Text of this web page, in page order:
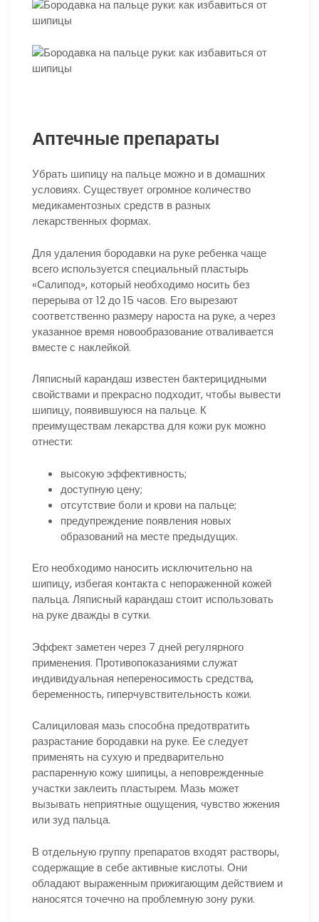
Аптечные препараты
Убрать шипицу на пальце можно и в домашних
условиях. Существует огромное количество
медикаментозных средств в разных
лекарственных формах.
Для удаления бородавки на руке ребенка чаще
всего используется специальный пластырь
«Салипод», который необходимо носить без
перерыва от 12 до 15 часов. Его вырезают
соответственно размеру нароста на руке, а через
указанное время новообразование отваливается
вместе с наклейкой.
Ляписный карандаш известен бактерицидными
свойствами и прекрасно подходит, чтобы вывести
шипицу, появившуюся на пальце. К
преимуществам лекарства для кожи рук можно
отнести:
высокую эффективность;
доступную цену;
отсутствие боли и крови на пальце;
предупреждение появления новых
образований на месте предыдущих.
Его необходимо наносить исключительно на
шипицу, избегая контакта с непораженной кожей
пальца. Ляписный карандаш стоит использовать
на руке дважды в сутки.
Эффект заметен через 7 дней регулярного
применения. Противопоказаниями служат
индивидуальная непереносимость средства,
беременность, гиперчувствительность кожи.
Салициловая мазь способна предотвратить
разрастание бородавки на руке. Ее следует
применять на сухую и предварительно
распаренную кожу шипицы, а неповрежденные
участки заклеить пластырем. Мазь может
вызывать неприятные ощущения, чувство жжения
или зуд пальца.
В отдельную группу препаратов входят растворы,
содержащие в себе активные кислоты. Они
обладают выраженным прижигающим действием и
наносятся точечно на проблемную зону руки.